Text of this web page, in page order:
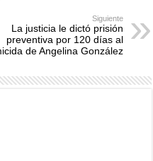
Siguiente
La justicia le dictó prisión
preventiva por 120 días al
de Angelina González